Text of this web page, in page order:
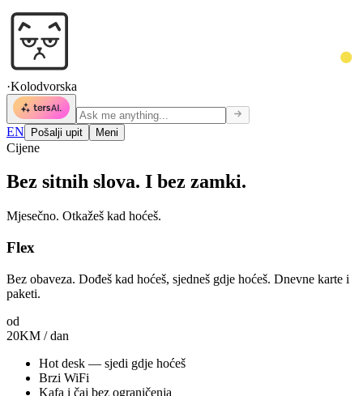
·Kolodvorska
EN Pošalji upit Meni
Cijene
Bez sitnih slova. I bez zamki.
Mjesečno. Otkažeš kad hoćeš.
Flex
Bez obaveza. Dođeš kad hoćeš, sjedneš gdje hoćeš. Dnevne karte i
paketi.
od
20KM / dan
Hot desk — sjedi gdje hoćeš
Brzi WiFi
Kafa i čaj bez ograničenja